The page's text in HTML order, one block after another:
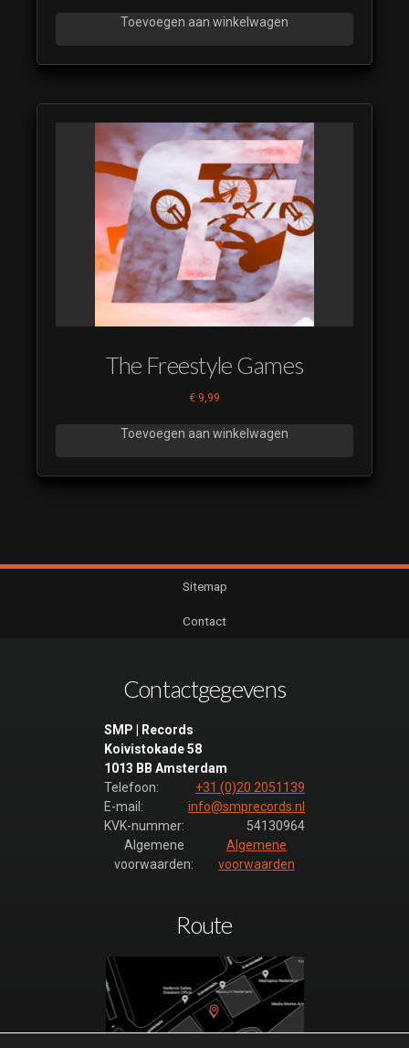
Toevoegen aan winkelwagen
The Freestyle Games
€ 9,99
Toevoegen aan winkelwagen
Sitemap
Contact
Contactgegevens
SMP | Records
Koivistokade 58
1013 BB Amsterdam
Telefoon:
+31 (0)20 2051139
E-mail:
info@smprecords.nl
KVK-nummer:
54130964
Algemene
voorwaarden:
Algemene
voorwaarden
Route